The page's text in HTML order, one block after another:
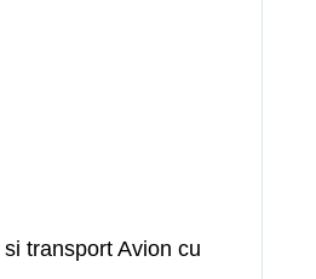
si transport Avion cu